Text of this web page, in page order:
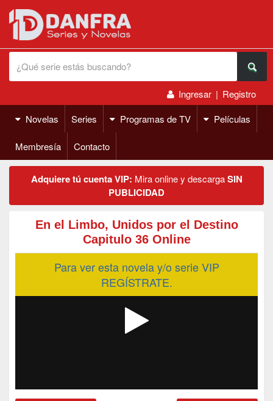
Ingresar | Registro
Novelas
Series Programas de TV Películas
Membresía Contacto
Adquiere tú cuenta VIP: Mira online y descargaSIN
PUBLICIDAD
En el Limbo, Unidos por el Destino
Capitulo 36 Online
Para ver esta novela y/o serie VIP
REGÍSTRATE.